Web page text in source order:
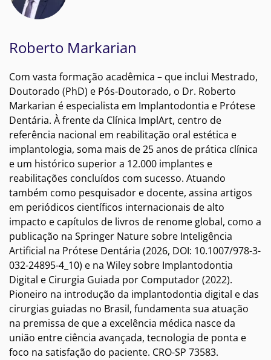
Roberto Markarian
Com vasta formação acadêmica – que inclui Mestrado,
Doutorado (PhD) e Pós-Doutorado, o Dr. Roberto
Markarian é especialista em Implantodontia e Prótese
Dentária. À frente da Clínica ImplArt, centro de
referência nacional em reabilitação oral estética e
implantologia, soma mais de 25 anos de prática clínica
e um histórico superior a 12.000 implantes e
reabilitações concluídos com sucesso. Atuando
também como pesquisador e docente, assina artigos
em periódicos científicos internacionais de alto
impacto e capítulos de livros de renome global, como a
publicação na Springer Nature sobre Inteligência
Artificial na Prótese Dentária (2026, DOI: 10.1007/978-3-
032-24895-4_10) e na Wiley sobre Implantodontia
Digital e Cirurgia Guiada por Computador (2022).
Pioneiro na introdução da implantodontia digital e das
cirurgias guiadas no Brasil, fundamenta sua atuação
na premissa de que a excelência médica nasce da
união entre ciência avançada, tecnologia de ponta e
foco na satisfação do paciente. CRO-SP 73583.